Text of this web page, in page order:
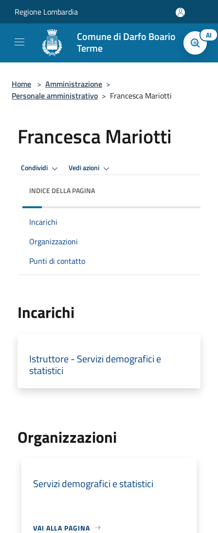
Regione Lombardia
Comune di Darfo Boario
Terme
AI
Home > Amministrazione >
Personale amministrativo > Francesca Mariotti
Francesca Mariotti
Condividi Vedi azioni
INDICE DELLA PAGINA
Incarichi
Organizzazioni
Punti di contatto
Incarichi
Istruttore - Servizi demografici e
statistici
Organizzazioni
Servizi demografici e statistici
VAI ALLA PAGINA